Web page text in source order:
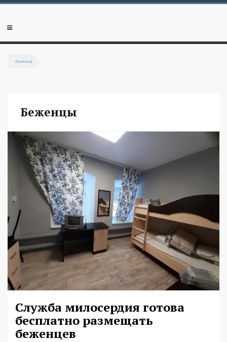
Перейти к основному содержанию
Мобильное
Главная
Беженцы
Служба милосердия готова
бесплатно размещать
беженцев